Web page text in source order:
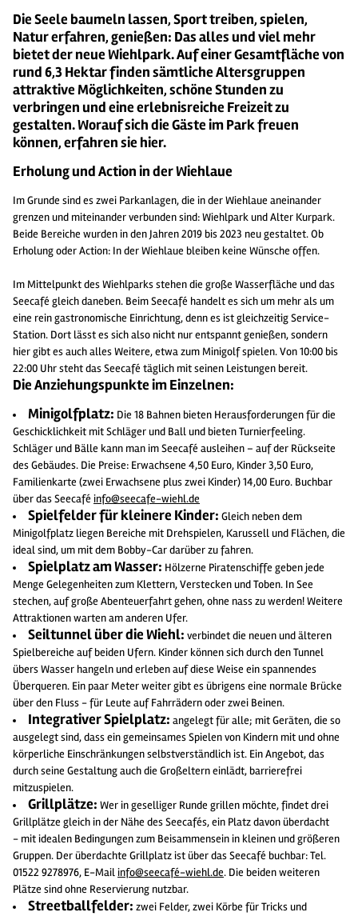
Die Seele baumeln lassen, Sport treiben, spielen,
Natur erfahren, genießen: Das alles und viel mehr
bietet der neue Wiehlpark. Auf einer Gesamtfläche von
rund 6,3 Hektar finden sämtliche Altersgruppen
attraktive Möglichkeiten, schöne Stunden zu
verbringen und eine erlebnisreiche Freizeit zu
gestalten. Worauf sich die Gäste im Park freuen
können, erfahren sie hier.
Erholung und Action in der Wiehlaue
Im Grunde sind es zwei Parkanlagen, die in der Wiehlaue aneinander
grenzen und miteinander verbunden sind: Wiehlpark und Alter Kurpark.
Beide Bereiche wurden in den Jahren 2019 bis 2023 neu gestaltet. Ob
Erholung oder Action: In der Wiehlaue bleiben keine Wünsche offen.
Im Mittelpunkt des Wiehlparks stehen die große Wasserfläche und das
Seecafé gleich daneben. Beim Seecafé handelt es sich um mehr als um
eine rein gastronomische Einrichtung, denn es ist gleichzeitig Service-
Station. Dort lässt es sich also nicht nur entspannt genießen, sondern
hier gibt es auch alles Weitere, etwa zum Minigolf spielen. Von 10:00 bis
22:00 Uhr steht das Seecafé täglich mit seinen Leistungen bereit.
Die Anziehungspunkte im Einzelnen:
Minigolfplatz: Die 18 Bahnen bieten Herausforderungen für die
Geschicklichkeit mit Schläger und Ball und bieten Turnierfeeling.
Schläger und Bälle kann man im Seecafé ausleihen – auf der Rückseite
des Gebäudes. Die Preise: Erwachsene 4,50 Euro, Kinder 3,50 Euro,
Familienkarte (zwei Erwachsene plus zwei Kinder) 14,00 Euro. Buchbar
über das Seecafé info@seecafe-wiehl.de
Spielfelder für kleinere Kinder: Gleich neben dem
Minigolfplatz liegen Bereiche mit Drehspielen, Karussell und Flächen, die
ideal sind, um mit dem Bobby-Car darüber zu fahren.
Spielplatz am Wasser: Hölzerne Piratenschiffe geben jede
Menge Gelegenheiten zum Klettern, Verstecken und Toben. In See
stechen, auf große Abenteuerfahrt gehen, ohne nass zu werden! Weitere
Attraktionen warten am anderen Ufer.
Seiltunnel über die Wiehl: verbindet die neuen und älteren
Spielbereiche auf beiden Ufern. Kinder können sich durch den Tunnel
übers Wasser hangeln und erleben auf diese Weise ein spannendes
Überqueren. Ein paar Meter weiter gibt es übrigens eine normale Brücke
über den Fluss - für Leute auf Fahrrädern oder zwei Beinen.
Integrativer Spielplatz: angelegt für alle; mit Geräten, die so
ausgelegt sind, dass ein gemeinsames Spielen von Kindern mit und ohne
körperliche Einschränkungen selbstverständlich ist. Ein Angebot, das
durch seine Gestaltung auch die Großeltern einlädt, barrierefrei
mitzuspielen.
Grillplätze: Wer in geselliger Runde grillen möchte, findet drei
Grillplätze gleich in der Nähe des Seecafés, ein Platz davon überdacht
- mit idealen Bedingungen zum Beisammensein in kleinen und größeren
Gruppen. Der überdachte Grillplatz ist über das Seecafé buchbar: Tel.
01522 9278976, E-Mailinfo@seecafé-wiehl.de. Die beiden weiteren
Plätze sind ohne Reservierung nutzbar.
Streetballfelder: zwei Felder, zwei Körbe für Tricks und